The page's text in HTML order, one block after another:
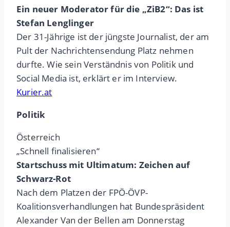
Ein neuer Moderator für die „ZiB2“: Das ist
Stefan Lenglinger
Der 31-Jährige ist der jüngste Journalist, der am
Pult der Nachrichtensendung Platz nehmen
durfte. Wie sein Verständnis von Politik und
Social Media ist, erklärt er im Interview.
Kurier.at
Politik
Österreich
„Schnell finalisieren“
Startschuss mit Ultimatum: Zeichen auf
Schwarz-Rot
Nach dem Platzen der FPÖ-ÖVP-
Koalitionsverhandlungen hat Bundespräsident
Alexander Van der Bellen am Donnerstag